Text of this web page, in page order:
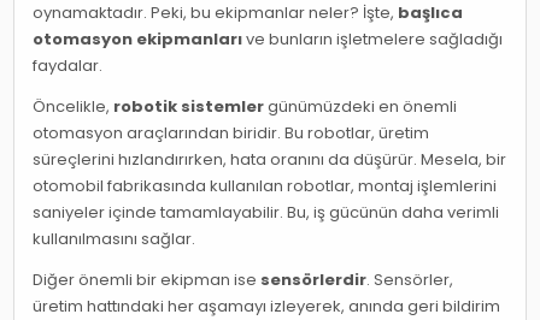
oynamaktadır. Peki, bu ekipmanlar neler? İşte, başlıca
otomasyon ekipmanlarıve bunların işletmelere sağladığı
faydalar.
Öncelikle, robotik sistemlergünümüzdeki en önemli
otomasyon araçlarından biridir. Bu robotlar, üretim
süreçlerini hızlandırırken, hata oranını da düşürür. Mesela, bir
otomobil fabrikasında kullanılan robotlar, montaj işlemlerini
saniyeler içinde tamamlayabilir. Bu, iş gücünün daha verimli
kullanılmasını sağlar.
Diğer önemli bir ekipman ise sensörlerdir. Sensörler,
üretim hattındaki her aşamayı izleyerek, anında geri bildirim